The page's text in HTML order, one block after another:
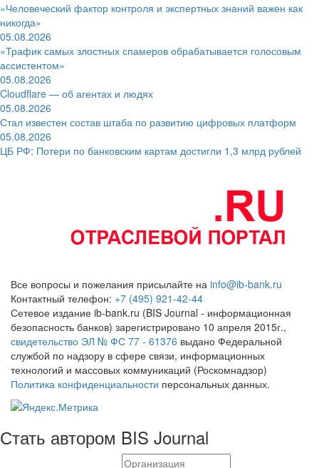
«Человеческий фактор контроля и экспертных знаний важен как
никогда»
05.08.2026
«Трафик самых злостных спамеров обрабатывается голосовым
ассистентом»
05.08.2026
Cloudflare — об агентах и людях
05.08.2026
Стал известен состав штаба по развитию цифровых платформ
05.08.2026
ЦБ РФ: Потери по банковским картам достигли 1,3 млрд рублей
Все вопросы и пожелания присылайте на info@ib-bank.ru
Контактный телефон: +7 (495) 921-42-44
Сетевое издание ib-bank.ru (BIS Journal - информационная
безопасность банков) зарегистрировано 10 апреля 2015г.,
свидетельство ЭЛ № ФС 77 - 61376 выдано Федеральной
службой по надзору в сфере связи, информационных
технологий и массовых коммуникаций (Роскомнадзор)
Политика конфиденциальности персональных данных.
Стать автором BIS Journal